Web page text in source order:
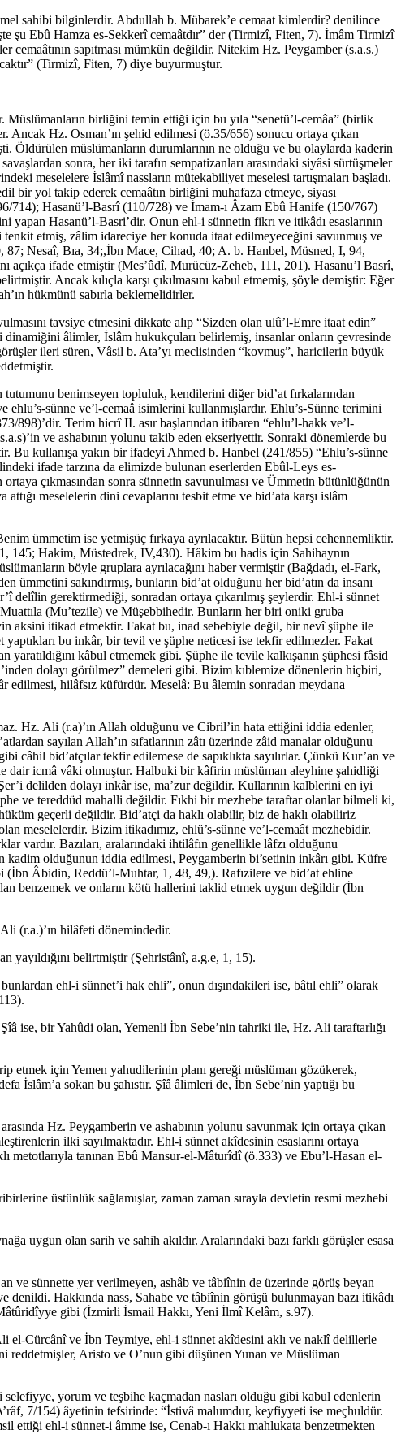
sahibi bilginlerdir. Abdullah b. Mübarek’e cemaat kimlerdir? denilince
şu Ebû Hamza es-Sekkerî cemaâtdır” der (Tirmizî, Fiten, 7). İmâm Tirmizî
sapıtması mümkün değildir. Nitekim Hz. Peygamber (s.a.s.)
(Tirmizî, Fiten, 7) diye buyurmuştur.
Müslümanların birliğini temin ettiği için bu yıla “senetü’l-cemâa” (birlik
Ancak Hz. Osman’ın şehid edilmesi (ö.35/656) sonucu ortaya çıkan
Öldürülen müslümanların durumlarının ne olduğu ve bu olaylarda kaderin
sonra, her iki tarafın sempatizanları arasındaki siyâsi sürtüşmeler
meselelere İslâmî nassların mütekabiliyet meselesi tartışmaları başladı.
bir yol takip ederek cemaâtın birliğini muhafaza etmeye, siyası
714); Hasanü’l-Basrî (110/728) ve İmam-ı Âzam Ebû Hanife (150/767)
Hasanü’l-Basri’dir. Onun ehl-i sünnetin fikrı ve itikâdı esaslarının
etmiş, zâlim idareciye her konuda itaat edilmeyeceğini savunmuş ve
Nesaî, Bıa, 34;,İbn Mace, Cihad, 40; A. b. Hanbel, Müsned, I, 94,
açıkça ifade etmiştir (Mes’ûdî, Murücüz-Zeheb, 111, 201). Hasanu’l Basrî,
Ancak kılıçla karşı çıkılmasını kabul etmemiş, şöyle demiştir: Eğer
hükmünü sabırla beklemelidirler.
tavsiye etmesini dikkate alıp “Sizden olan ulû’l-Emre itaat edin”
âlimler, İslâm hukukçuları belirlemiş, insanlar onların çevresinde
ileri süren, Vâsil b. Ata’yı meclisinden “kovmuş”, haricilerin büyük
benimseyen topluluk, kendilerini diğer bid’at fırkalarından
sünne ve’l-cemaâ isimlerini kullanmışlardır. Ehlu’s-Sünne terimini
898)’dir. Terim hicrî II. asır başlarından itibaren “ehlu’l-hakk ve’l-
ve ashabının yolunu takib eden ekseriyettir. Sonraki dönemlerde bu
Bu kullanışa yakın bir ifadeyi Ahmed b. Hanbel (241/855) “Ehlu’s-sünne
ifade tarzına da elimizde bulunan eserlerden Ebûl-Leys es-
çıkmasından sonra sünnetin savunulması ve Ümmetin bütünlüğünün
meselelerin dini cevaplarını tesbit etme ve bid’ata karşı islâm
ümmetim ise yetmişüç fırkaya ayrılacaktır. Bütün hepsi cehennemliktir.
145; Hakim, Müstedrek, IV,430). Hâkim bu hadis için Sahihaynın
böyle gruplara ayrılacağını haber vermiştir (Bağdadı, el-Fark,
sakındırmış, bunların bid’at olduğunu her bid’atın da insanı
delîlin gerektirmediği, sonradan ortaya çıkarılmış şeylerdir. Ehl-i sünnet
(Mu’tezile) ve Müşebbihedir. Bunların her biri oniki gruba
aksini itikad etmektir. Fakat bu, inad sebebiyle değil, bir nevî şüphe ile
bu inkâr, bir tevil ve şüphe neticesi ise tekfir edilmezler. Fakat
yaratıldığını kâbul etmemek gibi. Şüphe ile tevile kalkışanın şüphesi fâsid
dolayı görülmez” demeleri gibi. Bizim kıblemize dönenlerin hiçbiri,
hilâfsız küfürdür. Meselâ: Bu âlemin sonradan meydana
Hz. Ali (r.a)’ın Allah olduğunu ve Cibril’in hata ettiğini iddia edenler,
sayılan Allah’ın sıfatlarının zâtı üzerinde zâid manalar olduğunu
câhil bid’atçılar tekfir edilemese de sapıklıkta sayılırlar. Çünkü Kur’an ve
dair icmâ vâki olmuştur. Halbuki bir kâfirin müslüman aleyhine şahidliği
delilden dolayı inkâr ise, ma’zur değildir. Kullarının kalblerini en iyi
ve tereddüd mahalli değildir. Fıkhi bir mezhebe taraftar olanlar bilmeli ki,
geçerli değildir. Bid’atçi da haklı olabilir, biz de haklı olabiliriz
meselelerdir. Bizim itikadımız, ehlü’s-sünne ve’l-cemaât mezhebidir.
vardır. Bazıları, aralarındaki ihtilâfın genellikle lâfzı olduğunu
kadim olduğunun iddia edilmesi, Peygamberin bi’setinin inkârı gibi. Küfre
Âbidin, Reddü’l-Muhtar, 1, 48, 49,). Rafızilere ve bid’at ehline
benzemek ve onların kötü hallerini taklid etmek uygun değildir (İbn
(r.a.)’ın hilâfeti dönemindedir.
yayıldığını belirtmiştir (Şehristânî, a.g.e, 1, 15).
ehl-i sünnet’i hak ehli”, onun dışındakileri ise, bâtıl ehli” olarak
ise, bir Yahûdi olan, Yemenli İbn Sebe’nin tahriki ile, Hz. Ali taraftarlığı
etmek için Yemen yahudilerinin planı gereği müslüman gözükerek,
İslâm’a sokan bu şahıstır. Şîâ âlimleri de, İbn Sebe’nin yaptığı bu
Hz. Peygamberin ve ashabının yolunu savunmak için ortaya çıkan
ilki sayılmaktadır. Ehl-i sünnet akîdesinin esaslarını ortaya
metotlarıyla tanınan Ebû Mansur-el-Mâturîdî (ö.333) ve Ebu’l-Hasan el-
üstünlük sağlamışlar, zaman zaman sırayla devletin resmi mezhebi
uygun olan sarih ve sahih akıldır. Aralarındaki bazı farklı görüşler esasa
ve sünnette yer verilmeyen, ashâb ve tâbiînin de üzerinde görüş beyan
Hakkında nass, Sahabe ve tâbiînin görüşü bulunmayan bazı itikâdı
gibi (İzmirli İsmail Hakkı, Yeni İlmî Kelâm, s.97).
el-Cürcânî ve İbn Teymiye, ehl-i sünnet akîdesini aklı ve naklî delillerle
reddetmişler, Aristo ve O’nun gibi düşünen Yunan ve Müslüman
yorum ve teşbihe kaçmadan nasları olduğu gibi kabul edenlerin
7/154) âyetinin tefsirinde: “İstivâ malumdur, keyfiyyeti ise meçhuldür.
ettiği ehl-i sünnet-i âmme ise, Cenab-ı Hakkı mahlukata benzetmekten